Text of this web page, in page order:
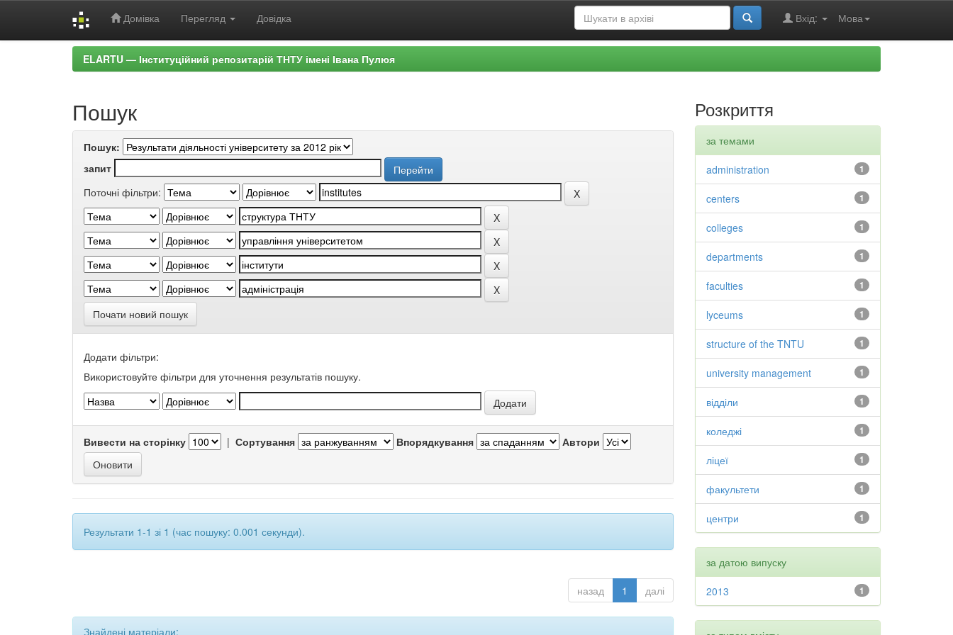
Домівка Перегляд Довідка Мова
Вхід:
ELARTU — Інституційний репозитарій ТНТУ імені Івана Пулюя
Пошук
Пошук:
запит
Поточні фільтри:
Почати новий пошук
Додати фільтри:
Використовуйте фільтри для уточнення результатів пошуку.
Вивести на сторінку | Сортування Впорядкування Автори
Результати 1-1 зі 1 (час пошуку: 0.001 секунди).
назад 1 далі
Знайдені матеріали:
Розкриття
за темами
1
administration
1
centers
1
colleges
1
departments
1
faculties
1
lyceums
1
structure of the TNTU
1
university management
1
відділи
1
коледжі
1
ліцеї
1
факультети
1
центри
за датою випуску
1
2013